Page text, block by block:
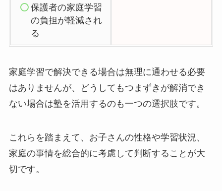
保護者の家庭学習
の負担が軽減され
る
家庭学習で解決できる場合は無理に通わせる必要
はありませんが、どうしてもつまずきが解消でき
ない場合は塾を活用するのも一つの選択肢です。
これらを踏まえて、お子さんの性格や学習状況、
家庭の事情を総合的に考慮して判断することが大
切です。